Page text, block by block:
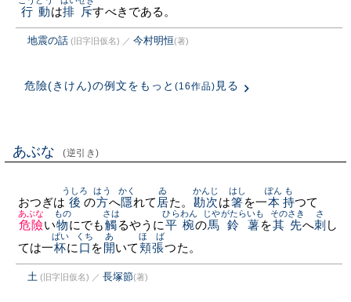
行動は排斥すべきである。
地震の話 (旧字旧仮名) ／ 今村明恒(著)
危險(きけん)の例文をもっと (16作品) 見る
あぶな (逆引き)
おつぎは 後
うしろ
の方
はう
へ隱
かく
れて 居
ゐ
た。 勘次
かんじ
は箸
はし
を一本
ぽん
持
も
つて
危險
あぶな
い物
もの
にでも觸
さは
るやうに平椀
ひらわん
の馬鈴薯
じやがたらいも
を其
その
先
さき
へ刺
さ
し
ては一杯
ぱい
に 口
くち
を開
あ
いて頬張
ほゝば
つた。
土 (旧字旧仮名) ／ 長塚節(著)